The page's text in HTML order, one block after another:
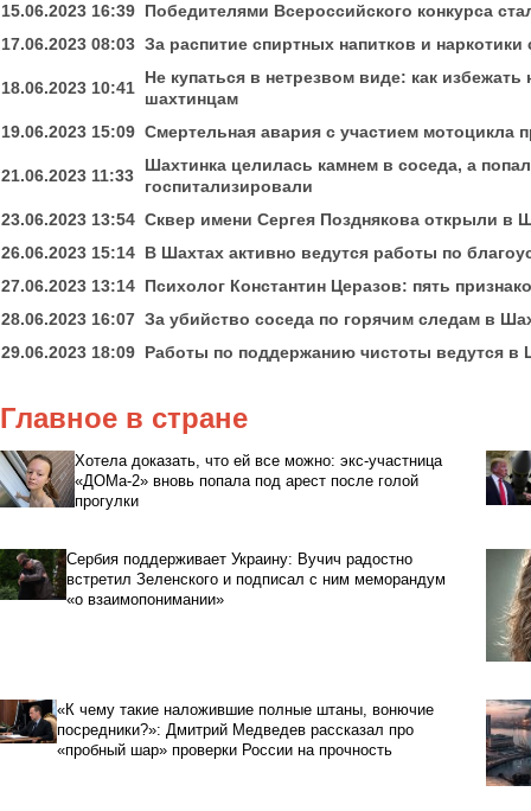
15.06.2023 16:39 Победителями Всероссийского конкурса
17.06.2023 08:03 За распитие спиртных напитков и
18.06.2023 10:41
Не купаться в нетрезвом виде: как
шахтинцам
19.06.2023 15:09 Смертельная авария с участием мотоцикла
21.06.2023 11:33
Шахтинка целилась камнем в соседа, а
госпитализировали
23.06.2023 13:54 Сквер имени Сергея Позднякова открыли в
26.06.2023 15:14 В Шахтах активно ведутся работы по
27.06.2023 13:14 Психолог Константин Церазов: пять
28.06.2023 16:07 За убийство соседа по горячим следам в
29.06.2023 18:09 Работы по поддержанию чистоты ведутся в
Главное в стране
Хотела доказать, что ей все можно: экс-участница
«ДОМа-2» вновь попала под арест после голой
прогулки
Сербия поддерживает Украину: Вучич радостно
встретил Зеленского и подписал с ним меморандум
«о взаимопонимании»
«К чему такие наложившие полные штаны, вонючие
посредники?»: Дмитрий Медведев рассказал про
«пробный шар» проверки России на прочность